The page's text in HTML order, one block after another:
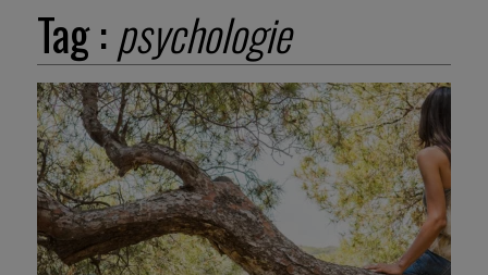
Tag :psychologie